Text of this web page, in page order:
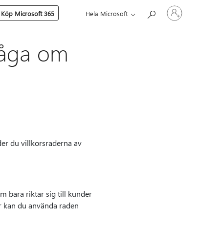
Köp Microsoft 365 Hela Microsoft
Logga
in
om
du villkorsraderna av
bara riktar sig till kunder
du använda raden